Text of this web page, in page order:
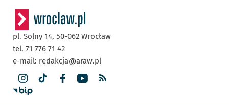
pl. Solny 14, 50-062 Wrocław
tel. 71 776 71 42
e-mail: redakcja@araw.pl